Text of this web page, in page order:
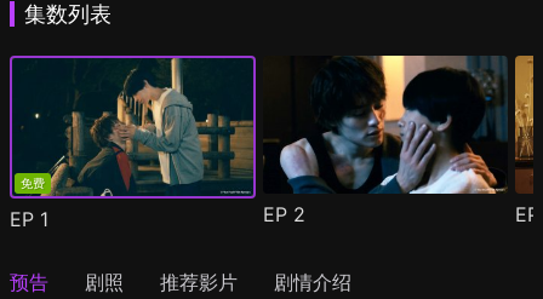
集数列表
免费
EP 1 EP 2
预告 剧照 推荐影片 剧情介绍